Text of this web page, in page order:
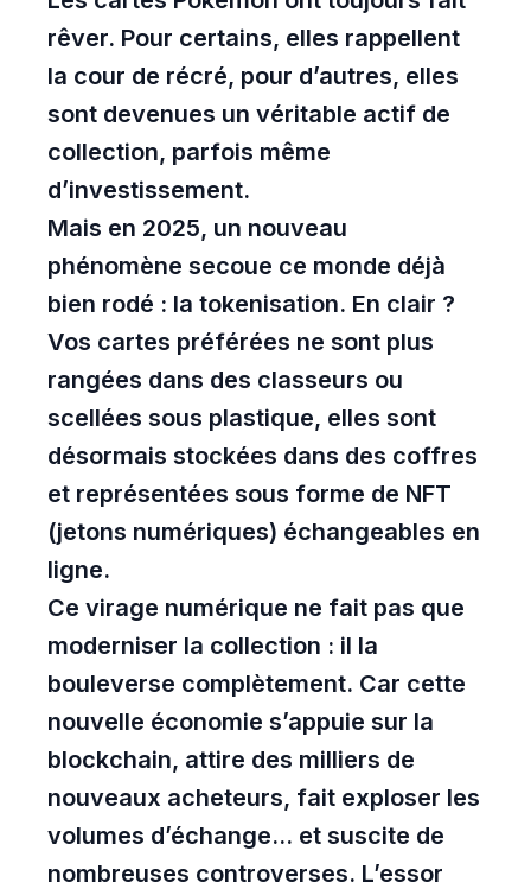
rêver. Pour certains, elles rappellent
la cour de récré, pour d’autres, elles
sont devenues un véritable actif de
collection, parfois même
d’investissement.
Mais en 2025, un nouveau
phénomène secoue ce monde déjà
bien rodé : la tokenisation. En clair ?
Vos cartes préférées ne sont plus
rangées dans des classeurs ou
scellées sous plastique, elles sont
désormais stockées dans des coffres
et représentées sous forme de NFT
(jetons numériques) échangeables en
ligne.
Ce virage numérique ne fait pas que
moderniser la collection : il la
bouleverse complètement. Car cette
nouvelle économie s’appuie sur la
blockchain, attire des milliers de
nouveaux acheteurs, fait exploser les
volumes d’échange... et suscite de
nombreuses controverses. L’essor